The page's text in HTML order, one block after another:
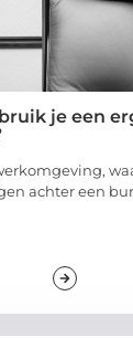
je een
achter een